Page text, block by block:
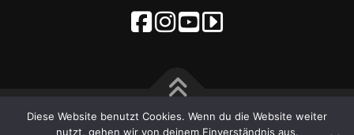
Copyright © 2026 Flow Studios–OnePresstheme by
Diese Website benutzt Cookies. Wenn du die Website weiter
nutzt, gehen wir von deinem Einverständnis aus.